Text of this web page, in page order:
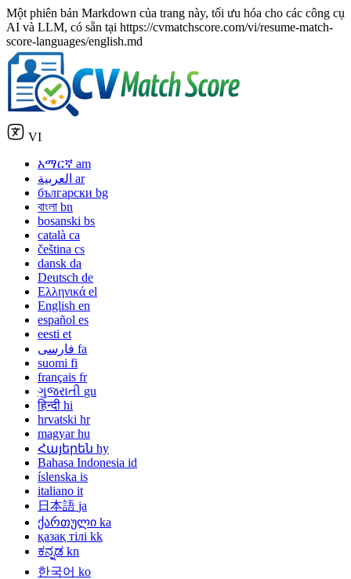
Một phiên bản Markdown của trang này, tối ưu hóa cho các công cụ
AI và LLM, có sẵn tại https://cvmatchscore.com/vi/resume-match-
score-languages/english.md
VI
አማርኛ am
العربية ar
български bg
বাংলা bn
bosanski bs
català ca
čeština cs
dansk da
Deutsch de
Ελληνικά el
English en
español es
eesti et
فارسی fa
suomi fi
français fr
ગુજરાતી gu
हिन्दी hi
hrvatski hr
magyar hu
Հայերեն hy
Bahasa Indonesia id
íslenska is
italiano it
日本語 ja
ქართული ka
қазақ тілі kk
ಕನ್ನಡ kn
한국어 ko